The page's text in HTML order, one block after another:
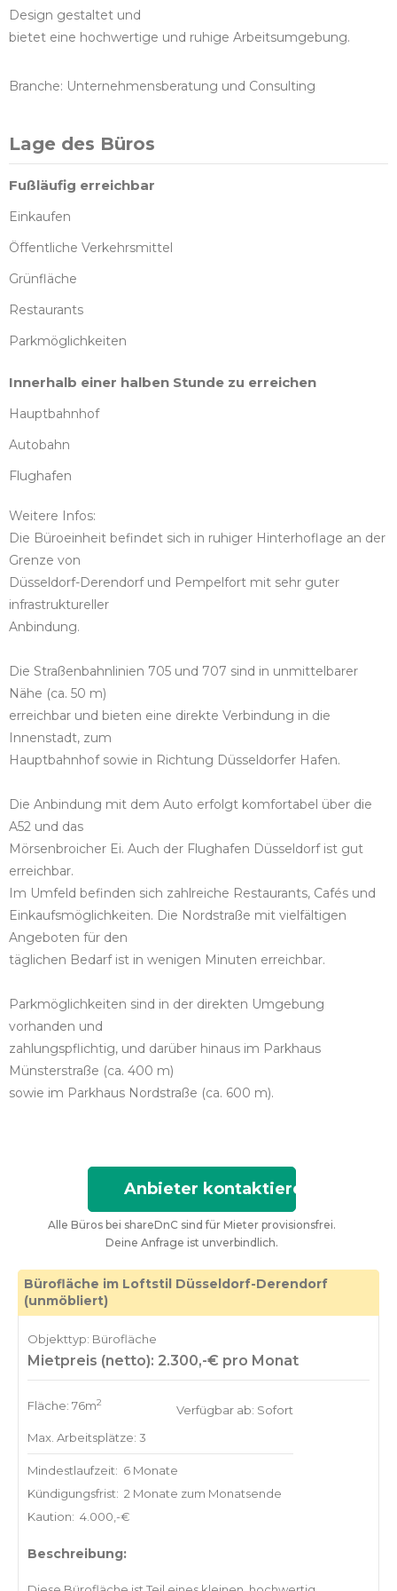
Design gestaltet und
bietet eine hochwertige und ruhige Arbeitsumgebung.
Branche: Unternehmensberatung und Consulting
Lage des Büros
Fußläufig erreichbar
Einkaufen
Öffentliche Verkehrsmittel
Grünfläche
Restaurants
Parkmöglichkeiten
Innerhalb einer halben Stunde zu erreichen
Hauptbahnhof
Autobahn
Flughafen
Weitere Infos:
Die Büroeinheit befindet sich in ruhiger Hinterhoflage an der
Grenze von
Düsseldorf-Derendorf und Pempelfort mit sehr guter
infrastruktureller
Anbindung.
Die Straßenbahnlinien 705 und 707 sind in unmittelbarer
Nähe (ca. 50 m)
erreichbar und bieten eine direkte Verbindung in die
Innenstadt, zum
Hauptbahnhof sowie in Richtung Düsseldorfer Hafen.
Die Anbindung mit dem Auto erfolgt komfortabel über die
A52 und das
Mörsenbroicher Ei. Auch der Flughafen Düsseldorf ist gut
erreichbar.
Im Umfeld befinden sich zahlreiche Restaurants, Cafés und
Einkaufsmöglichkeiten. Die Nordstraße mit vielfältigen
Angeboten für den
täglichen Bedarf ist in wenigen Minuten erreichbar.
Parkmöglichkeiten sind in der direkten Umgebung
vorhanden und
zahlungspflichtig, und darüber hinaus im Parkhaus
Münsterstraße (ca. 400 m)
sowie im Parkhaus Nordstraße (ca. 600 m).
Anbieter kontaktieren
Alle Büros bei shareDnC sind für Mieter provisionsfrei.
Deine Anfrage ist unverbindlich.
Bürofläche im Loftstil Düsseldorf-Derendorf
(unmöbliert)
Objekttyp: Bürofläche
Mietpreis (netto): 2.300,-€ pro Monat
Fläche: 76m2
Max. Arbeitsplätze: 3
Verfügbar ab: Sofort
Mindestlaufzeit: 6 Monate
Kündigungsfrist: 2 Monate zum Monatsende
Kaution: 4.000,-€
Beschreibung: